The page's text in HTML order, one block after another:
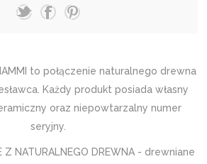
to połączenie naturalnego drewna
Każdy produkt posiada własny
oraz niepowtarzalny numer
seryjny.
Z NATURALNEGO DREWNA - drewniane